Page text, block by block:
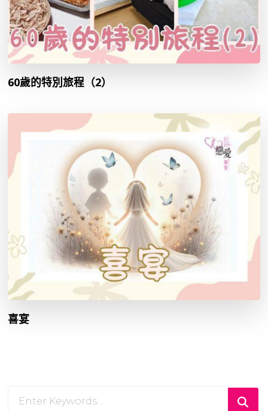
60歲的特別旅程（2）
喜宴